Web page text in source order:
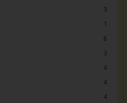
3
1
6
3
4
4
4